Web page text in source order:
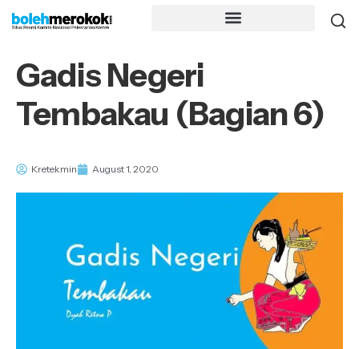
Gadis Negeri
Tembakau (Bagian 6)
Kretekmin August 1, 2020